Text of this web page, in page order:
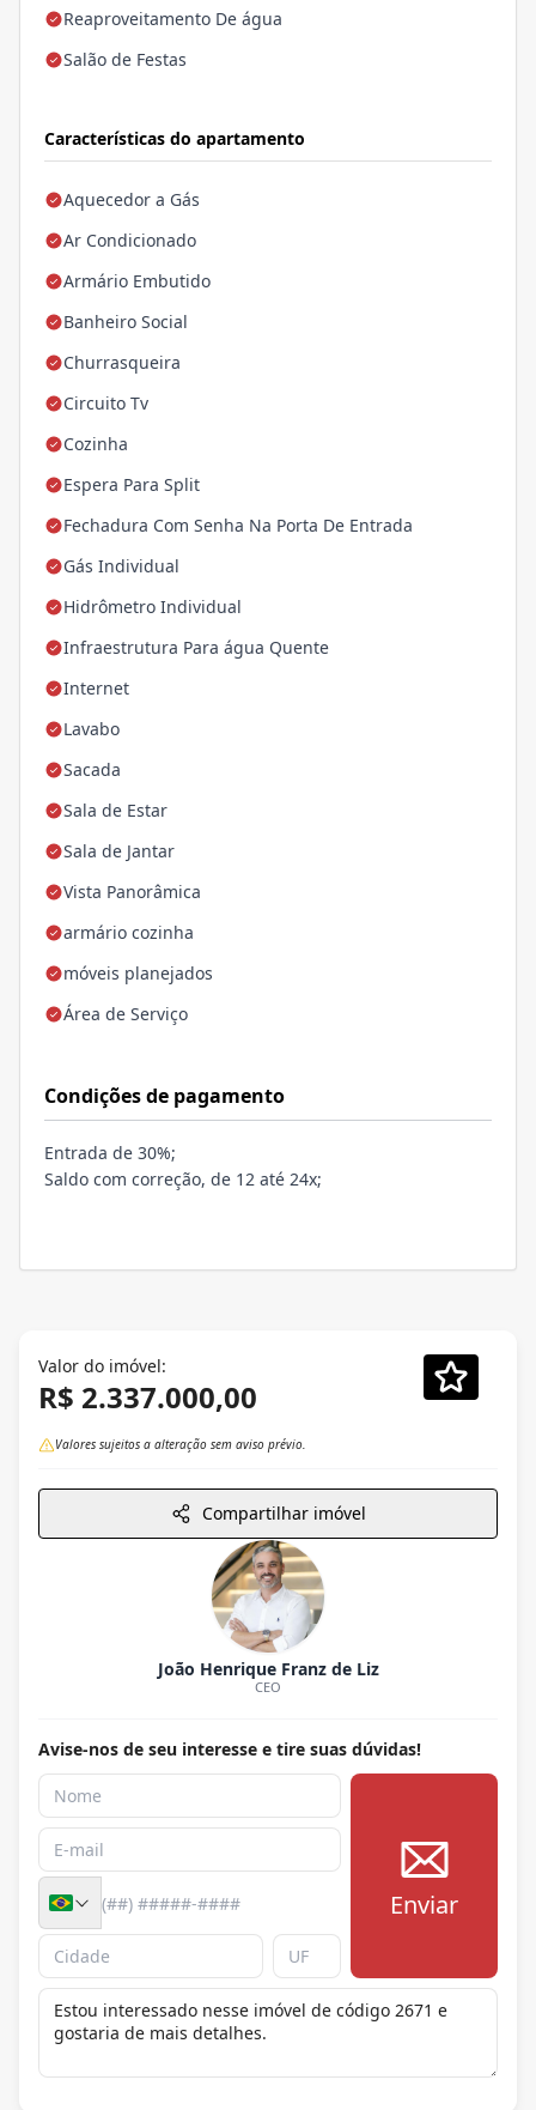
Reaproveitamento De água
Salão de Festas
Características do apartamento
Aquecedor a Gás
Ar Condicionado
Armário Embutido
Banheiro Social
Churrasqueira
Circuito Tv
Cozinha
Espera Para Split
Fechadura Com Senha Na Porta De Entrada
Gás Individual
Hidrômetro Individual
Infraestrutura Para água Quente
Internet
Lavabo
Sacada
Sala de Estar
Sala de Jantar
Vista Panorâmica
armário cozinha
móveis planejados
Área de Serviço
Condições de pagamento
Entrada de 30%;
Saldo com correção, de 12 até 24x;
Valor do imóvel:
R$ 2.337.000,00
Valores sujeitos a alteração sem aviso prévio.
Compartilhar imóvel
João Henrique Franz de Liz
CEO
Avise-nos de seu interesse e tire suas dúvidas!
Enviar